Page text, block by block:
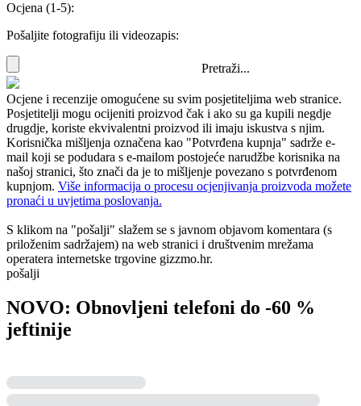
Ocjena (1-5):
Pošaljite fotografiju ili videozapis:
Pretraži...
Ocjene i recenzije omogućene su svim posjetiteljima web stranice.
Posjetitelji mogu ocijeniti proizvod čak i ako su ga kupili negdje
drugdje, koriste ekvivalentni proizvod ili imaju iskustva s njim.
Korisnička mišljenja označena kao "Potvrđena kupnja" sadrže e-
mail koji se podudara s e-mailom postojeće narudžbe korisnika na
našoj stranici, što znači da je to mišljenje povezano s potvrđenom
kupnjom. Više informacija o procesu ocjenjivanja proizvoda možete
pronaći u uvjetima poslovanja.
S klikom na "pošalji" slažem se s javnom objavom komentara (s
priloženim sadržajem) na web stranici i društvenim mrežama
operatera internetske trgovine gizzmo.hr.
pošalji
NOVO: Obnovljeni telefoni do -60 %
jeftinije